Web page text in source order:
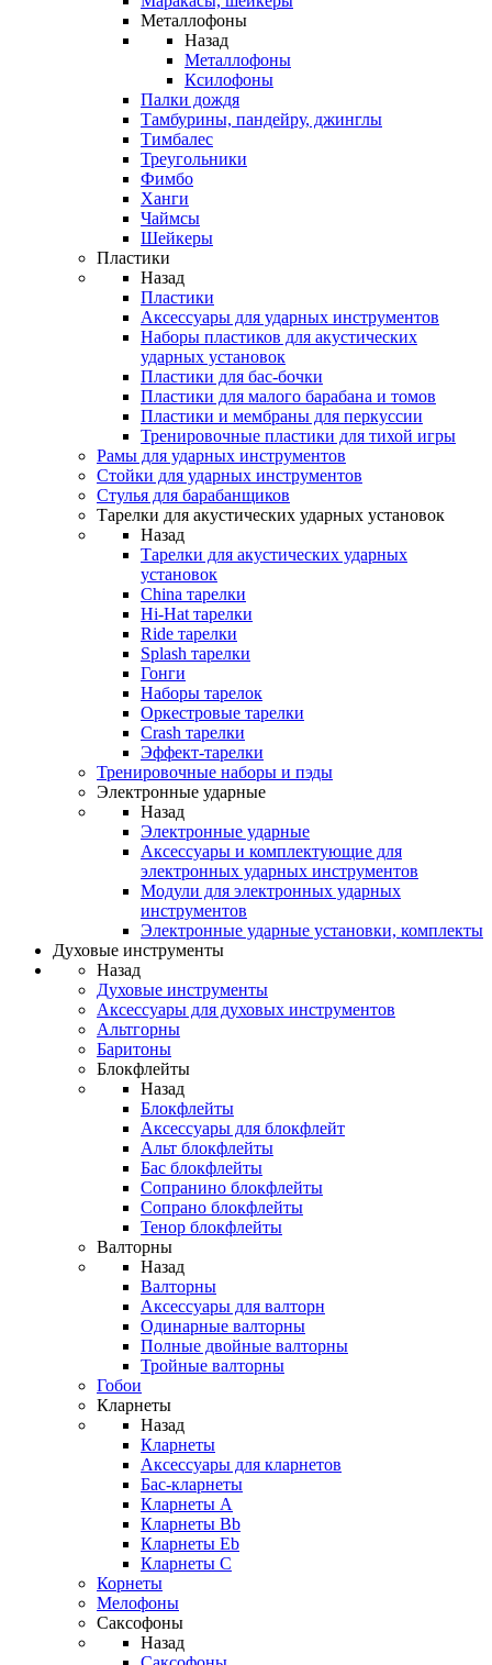
Металлофоны
Назад
Металлофоны
Ксилофоны
Палки дождя
Тамбурины, пандейру, джинглы
Тимбалес
Треугольники
Фимбо
Ханги
Чаймсы
Шейкеры
Пластики
Назад
Пластики
Аксессуары для ударных инструментов
Наборы пластиков для акустических
ударных установок
Пластики для бас-бочки
Пластики для малого барабана и томов
Пластики и мембраны для перкуссии
Тренировочные пластики для тихой игры
Рамы для ударных инструментов
Стойки для ударных инструментов
Стулья для барабанщиков
Тарелки для акустических ударных установок
Назад
Тарелки для акустических ударных
установок
China тарелки
Hi-Hat тарелки
Ride тарелки
Splash тарелки
Гонги
Наборы тарелок
Оркестровые тарелки
Сrash тарелки
Эффект-тарелки
Тренировочные наборы и пэды
Электронные ударные
Назад
Электронные ударные
Аксессуары и комплектующие для
электронных ударных инструментов
Модули для электронных ударных
инструментов
Электронные ударные установки, комплекты
Духовые инструменты
Назад
Духовые инструменты
Аксессуары для духовых инструментов
Альтгорны
Баритоны
Блокфлейты
Назад
Блокфлейты
Аксессуары для блокфлейт
Альт блокфлейты
Бас блокфлейты
Сопранино блокфлейты
Сопрано блокфлейты
Тенор блокфлейты
Валторны
Назад
Валторны
Аксессуары для валторн
Одинарные валторны
Полные двойные валторны
Тройные валторны
Гобои
Кларнеты
Назад
Кларнеты
Аксессуары для кларнетов
Бас-кларнеты
Кларнеты A
Кларнеты Bb
Кларнеты Eb
Кларнеты С
Корнеты
Мелофоны
Саксофоны
Назад